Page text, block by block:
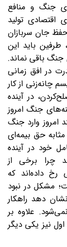
جنگ و منافع
تولید
جان سربازان
طرفین باید این
جنگ باقی نماند.
در افق زمانی
چانه‌زنی از کار
در آینده
جنگ امروز
امروز وارد جنگ
حق‌ بیمه‌ای
خود در آینده
چرا برخی از
داده‌اند که
مشکل در نبود
دهد راهکار
علاوه بر
نیز یکی دیگر